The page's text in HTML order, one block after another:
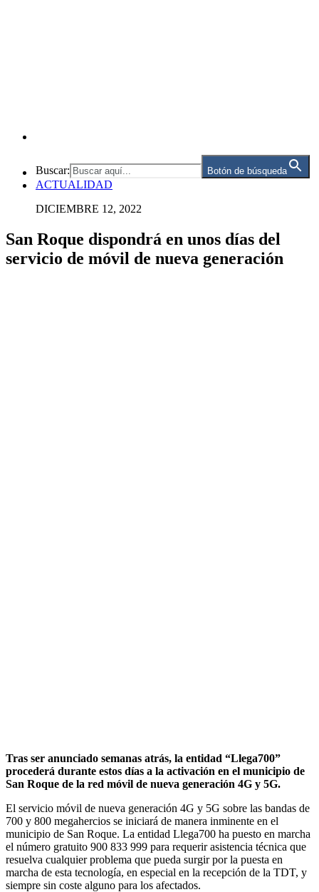
Buscar: Botón de búsqueda
ACTUALIDAD
DICIEMBRE 12, 2022
San Roque dispondrá en unos días del
servicio de móvil de nueva generación
Tras ser anunciado semanas atrás, la entidad “Llega700”
procederá durante estos días a la activación en el municipio de
San Roque de la red móvil de nueva generación 4G y 5G.
El servicio móvil de nueva generación 4G y 5G sobre las bandas de
700 y 800 megahercios se iniciará de manera inminente en el
municipio de San Roque. La entidad Llega700 ha puesto en marcha
el número gratuito 900 833 999 para requerir asistencia técnica que
resuelva cualquier problema que pueda surgir por la puesta en
marcha de esta tecnología, en especial en la recepción de la TDT, y
siempre sin coste alguno para los afectados.